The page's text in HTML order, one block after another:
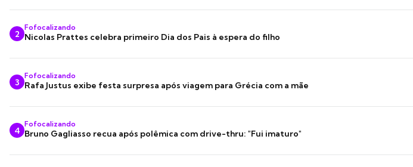
2
Fofocalizando
Nicolas Prattes celebra primeiro Dia dos Pais à espera do filho
3
Fofocalizando
Rafa Justus exibe festa surpresa após viagem para Grécia com a mãe
4
Fofocalizando
Bruno Gagliasso recua após polêmica com drive-thru: "Fui imaturo"